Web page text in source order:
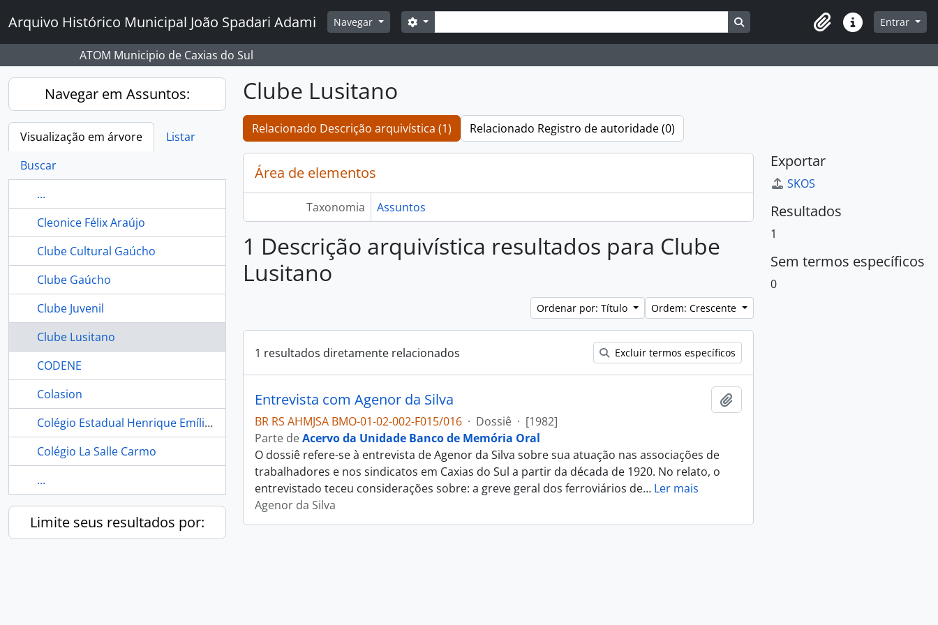
Arquivo Histórico Municipal João Spadari Adami Navegar Buscar
Opções de busca Busque na página de navegação
Atalhos Entrar
ATOM Municipio de Caxias do Sul
Navegar em Assuntos:
Visualização em árvore
Listar
Buscar
...
Cleonice Félix Araújo
Clube Cultural Gaúcho
Clube Gaúcho
Clube Juvenil
Clube Lusitano
CODENE
Colasion
Colégio Estadual Henrique Emílio Meyer
Colégio La Salle Carmo
...
Limite seus resultados por:
Clube Lusitano
Relacionado Descrição arquivística (1) Relacionado Registro de autoridade (0)
Área de elementos
Taxonomia Assuntos
1 Descrição arquivística resultados para Clube
Lusitano
Ordenar por: Título Ordem: Crescente
1 resultados diretamente relacionados Excluir termos específicos
Entrevista com Agenor da Silva
BR RS AHMJSA BMO-01-02-002-F015/016 · Dossiê · [1982]
Parte deAcervo da Unidade Banco de Memória Oral
O dossiê refere-se à entrevista de Agenor da Silva sobre sua atuação nas associações de
trabalhadores e nos sindicatos em Caxias do Sul a partir da década de 1920. No relato, o
entrevistado teceu considerações sobre: a greve geral dos ferroviários de… Ler mais
Agenor da Silva
Exportar
SKOS
Resultados
1
Sem termos específicos
0